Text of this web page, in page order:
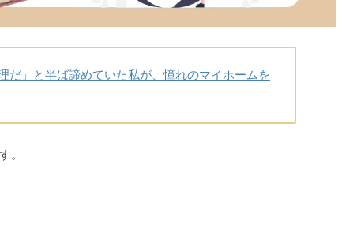
だ」と半ば諦めていた私が、憧れのマイホームを
。